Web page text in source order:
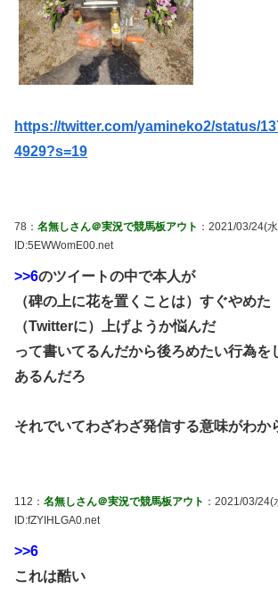
https://twitter.com/yamineko2/status/
4929?s=19
78： 名無しさん＠実況で競馬板アウト ：2021/03/24(
ID:5EWWomE00.net
>>6のツイートの中で本人が
（碑の上に花を置くことは）すぐやめた
（Twitterに）上げようか悩んだ
って書いてるんだから後ろめたい行為を
あるんだろ
それでいてわざわざ発信する意味がわか
112： 名無しさん＠実況で競馬板アウト ：2021/03/
ID:fZYIHLGA0.net
>>6
これは酷い